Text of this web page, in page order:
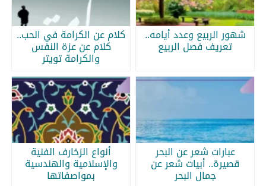
شهور الربيع وعدد أيامه..
تعريف فصل الربيع
كلام عن الكرامة في الحب..
كلام عن عزة النفس
والكرامة تويتر
عبارات شعر عن البحر
قصيرة.. أبيات شعر عن
جمال البحر
أنواع الزخارف الفنية
والإسلامية والهندسية
بمواصفاتها